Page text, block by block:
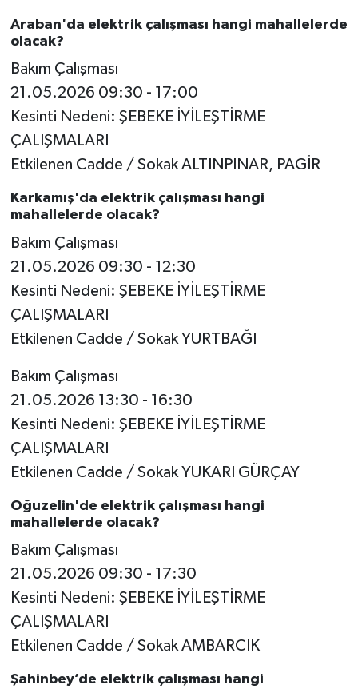
Araban'da elektrik çalışması hangi mahallelerde
olacak?
Bakım Çalışması
21.05.2026 09:30 - 17:00
Kesinti Nedeni: ŞEBEKE İYİLEŞTİRME
ÇALIŞMALARI
Etkilenen Cadde / Sokak ALTINPINAR, PAGİR
Karkamış'da elektrik çalışması hangi
mahallelerde olacak?
Bakım Çalışması
21.05.2026 09:30 - 12:30
Kesinti Nedeni: ŞEBEKE İYİLEŞTİRME
ÇALIŞMALARI
Etkilenen Cadde / Sokak YURTBAĞI
Bakım Çalışması
21.05.2026 13:30 - 16:30
Kesinti Nedeni: ŞEBEKE İYİLEŞTİRME
ÇALIŞMALARI
Etkilenen Cadde / Sokak YUKARI GÜRÇAY
Oğuzelin'de elektrik çalışması hangi
mahallelerde olacak?
Bakım Çalışması
21.05.2026 09:30 - 17:30
Kesinti Nedeni: ŞEBEKE İYİLEŞTİRME
ÇALIŞMALARI
Etkilenen Cadde / Sokak AMBARCIK
Şahinbey’de elektrik çalışması hangi
Yaşam
Yeme-İçme
Yemek